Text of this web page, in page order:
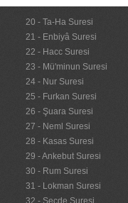
20 - Ta-Ha Suresi
21 - Enbiyâ Suresi
22 - Hacc Suresi
23 - Mü'minun Suresi
24 - Nur Suresi
25 - Furkan Suresi
26 - Şuara Suresi
27 - Neml Suresi
28 - Kasas Suresi
29 - Ankebut Suresi
30 - Rum Suresi
31 - Lokman Suresi
32 - Secde Suresi